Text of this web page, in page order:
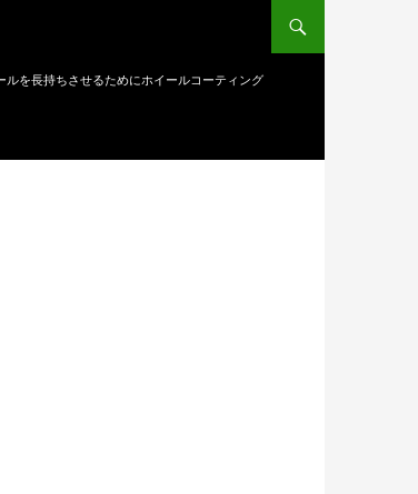
ルを長持ちさせるためにホイールコーティング